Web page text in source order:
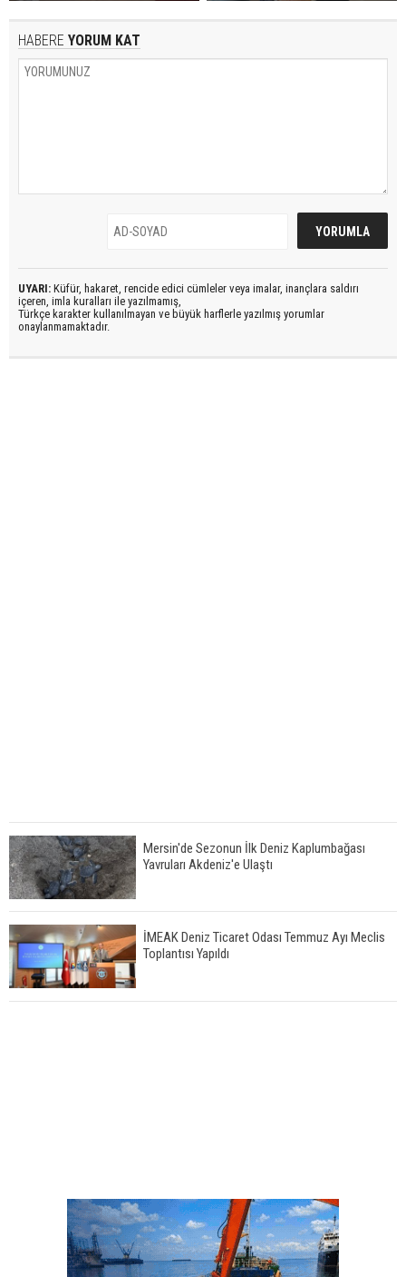
HABERE YORUM KAT
UYARI: Küfür, hakaret, rencide edici cümleler veya imalar, inançlara saldırı
içeren, imla kuralları ile yazılmamış,
Türkçe karakter kullanılmayan ve büyük harflerle yazılmış yorumlar
onaylanmamaktadır.
Mersin'de Sezonun İlk Deniz Kaplumbağası
Yavruları Akdeniz'e Ulaştı
İMEAK Deniz Ticaret Odası Temmuz Ayı Meclis
Toplantısı Yapıldı